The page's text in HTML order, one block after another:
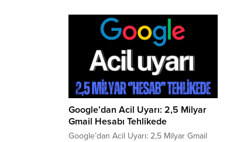
Google’dan Acil Uyarı: 2,5 Milyar
Gmail Hesabı Tehlikede
Google’dan Acil Uyarı: 2,5 Milyar Gmail